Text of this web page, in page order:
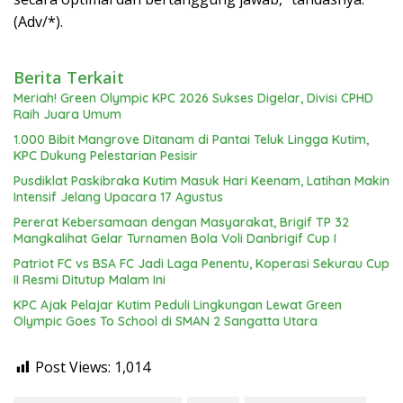
(Adv/*).
Berita Terkait
Meriah! Green Olympic KPC 2026 Sukses Digelar, Divisi CPHD
Raih Juara Umum
1.000 Bibit Mangrove Ditanam di Pantai Teluk Lingga Kutim,
KPC Dukung Pelestarian Pesisir
Pusdiklat Paskibraka Kutim Masuk Hari Keenam, Latihan Makin
Intensif Jelang Upacara 17 Agustus
Pererat Kebersamaan dengan Masyarakat, Brigif TP 32
Mangkalihat Gelar Turnamen Bola Voli Danbrigif Cup I
Patriot FC vs BSA FC Jadi Laga Penentu, Koperasi Sekurau Cup
II Resmi Ditutup Malam Ini
KPC Ajak Pelajar Kutim Peduli Lingkungan Lewat Green
Olympic Goes To School di SMAN 2 Sangatta Utara
Post Views: 1,014